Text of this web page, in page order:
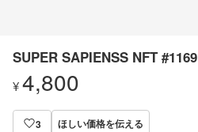
SUPER SAPIENSS NFT #1169
¥4,800
3 ほしい価格を伝える